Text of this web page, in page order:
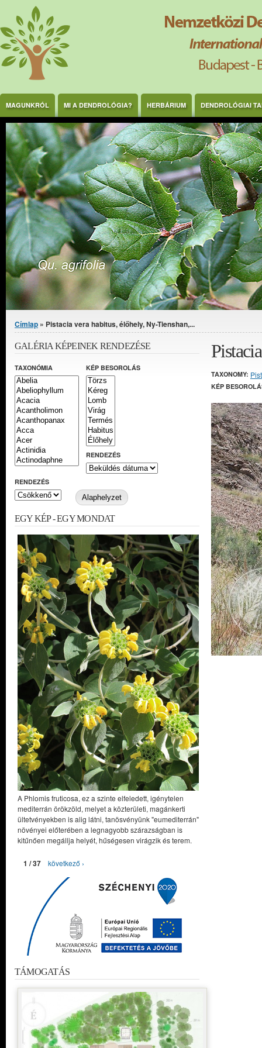
Ugrás a tartalomra
MAGUNKRÓL MI A DENDROLÓGIA? HERBÁRIUM DENDROLÓGIAI
Jelenlegi hely
Címlap » Pistacia vera habitus, élőhely, Ny-Tienshan,...
TAXONOMY:
KÉP
GALÉRIA KÉPEINEK RENDEZÉSE
TAXONÓMIA KÉP BESOROLÁS
RENDEZÉS
RENDEZÉS
EGY KÉP - EGY MONDAT
A Phlomis fruticosa, ez a szinte elfeledett, igénytelen
mediterrán örökzöld, melyet a közterületi, magánkerti
ültetvényekben is alig látni, tanösvényünk "eumediterrán"
növényei előterében a legnagyobb szárazságban is
kitűnően megállja helyét, hűségesen virágzik és terem.
1 / 37 következő ›
TÁMOGATÁS